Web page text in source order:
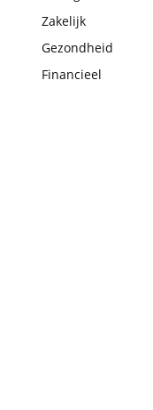
Zakelijk
Gezondheid
Financieel